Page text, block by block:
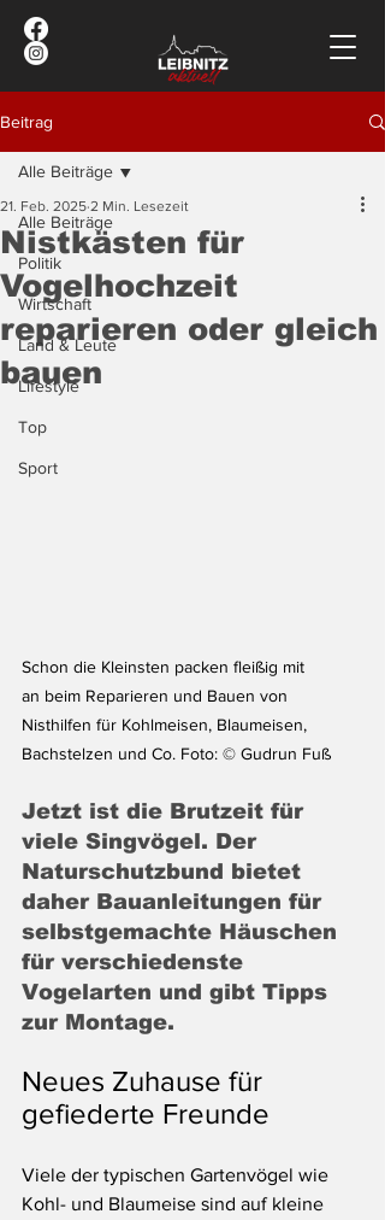
Beitrag
Alle Beiträge
Politik
Wirtschaft
Land & Leute
Lifestyle
Top
Sport
Alle Beiträge
Nistkästen für
Vogelhochzeit
reparieren oder gleich
bauen
21. Feb. 2025 2 Min. Lesezeit
Schon die Kleinsten packen fleißig mit
an beim Reparieren und Bauen von
Nisthilfen für Kohlmeisen, Blaumeisen,
Bachstelzen und Co. Foto: © Gudrun Fuß
Jetzt ist die Brutzeit für
viele Singvögel. Der
Naturschutzbund bietet
daher Bauanleitungen für
selbstgemachte Häuschen
für verschiedenste
Vogelarten und gibt Tipps
zur Montage.
Neues Zuhause für
gefiederte Freunde
Viele der typischen Gartenvögel wie
Kohl- und Blaumeise sind auf kleine